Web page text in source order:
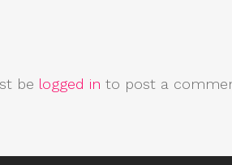
be logged in to post a